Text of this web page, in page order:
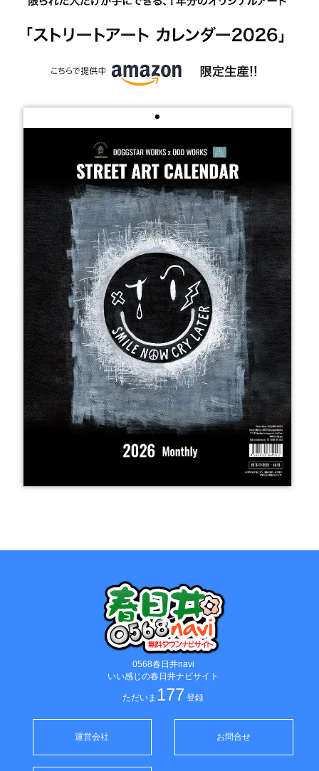
0568春日井navi
いい感じの春日井ナビサイト
ただいま 177 登録
運営会社 お問合せ